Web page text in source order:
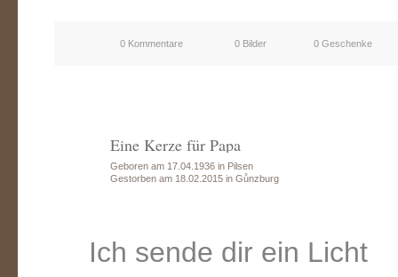
0 Kommentare 0 Bilder 0 Geschenke
Eine Kerze für Papa
Geboren am 17.04.1936 in Pilsen
Gestorben am 18.02.2015 in Gůnzburg
Ich sende dir ein Licht